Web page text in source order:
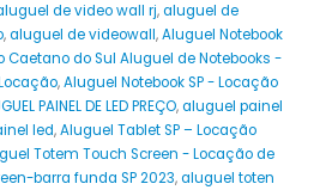
de video wall rj,aluguel de
,aluguel de videowall,Aluguel Notebook
Caetano do Sul Aluguel de Notebooks -
,Aluguel Notebook SP - Locação
PAINEL DE LED PREÇO,aluguel painel
led,Aluguel Tablet SP – Locação
Totem Touch Screen - Locação de
barra funda SP 2023,aluguel toten